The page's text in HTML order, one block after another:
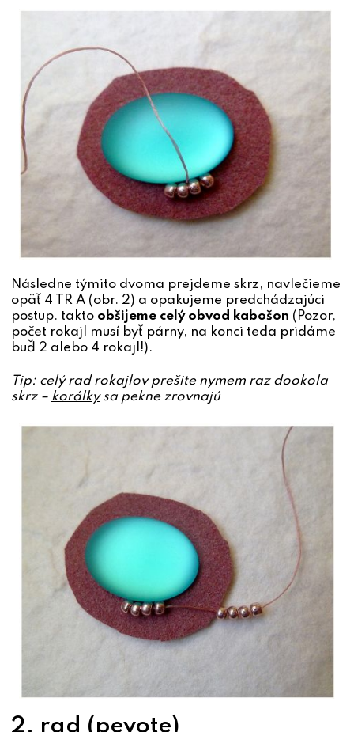
Následne týmito dvoma prejdeme skrz, navlečieme
opäť 4 TR A (obr. 2) a opakujeme predchádzajúci
postup. takto obšijeme celý obvod kabošon (Pozor,
počet rokajl musí byť párny, na konci teda pridáme
buď 2 alebo 4 rokajl!).
Tip: celý rad rokajlov prešite nymem raz dookola
skrz – korálkysa pekne zrovnajú
2. rad (peyote)